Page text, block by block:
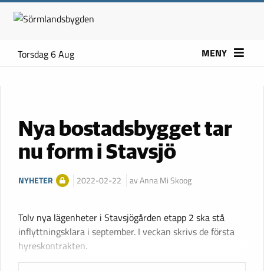
Torsdag 6 Aug MENY
Nya bostadsbygget tar
nu form i Stavsjö
NYHETER 2022-02-22 av Anna Mi Skoog
Tolv nya lägenheter i Stavsjögården etapp 2 ska stå
inflyttningsklara i september. I veckan skrivs de första
hyreskontrakten.